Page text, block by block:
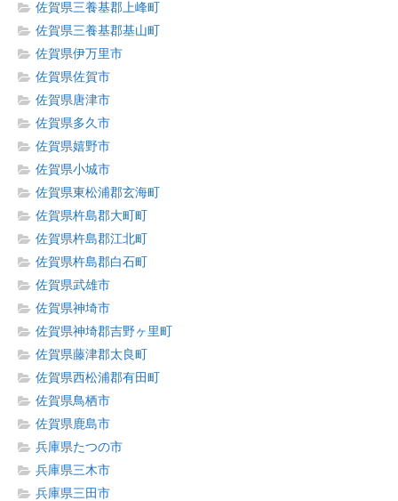
佐賀県三養基郡上峰町
佐賀県三養基郡基山町
佐賀県伊万里市
佐賀県佐賀市
佐賀県唐津市
佐賀県多久市
佐賀県嬉野市
佐賀県小城市
佐賀県東松浦郡玄海町
佐賀県杵島郡大町町
佐賀県杵島郡江北町
佐賀県杵島郡白石町
佐賀県武雄市
佐賀県神埼市
佐賀県神埼郡吉野ヶ里町
佐賀県藤津郡太良町
佐賀県西松浦郡有田町
佐賀県鳥栖市
佐賀県鹿島市
兵庫県たつの市
兵庫県三木市
兵庫県三田市